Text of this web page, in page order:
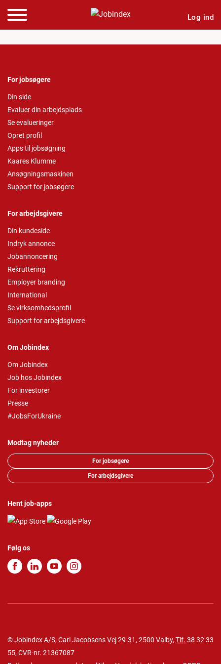
Log ind
For jobsøgere
Din side
Evaluer din arbejdsplads
Se evalueringer
Opret profil
Apps til jobsøgning
Kaares Klumme
Ansøgningsmaskinen
Support for jobsøgere
For arbejdsgivere
Din kundeside
Indryk annonce
Jobannoncering
Rekruttering
Employer branding
International
Se virksomhedsprofil
Support for arbejdsgivere
Om Jobindex
Om Jobindex
Job hos Jobindex
For investorer
Presse
#JobsForUkraine
Modtag nyheder
For jobsøgere
For arbejdsgivere
Hent job-apps
Følg os
© Jobindex A/S, Carl Jacobsens Vej 29-31, 2500 Valby, Tlf. 38 32 33
55, CVR-nr. 21367087